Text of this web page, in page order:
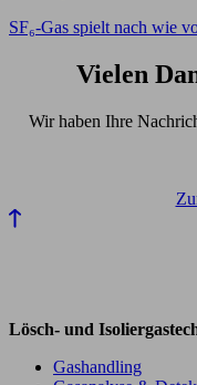
SF₆-Gas spielt nach wie
Vielen
Wir haben Ihre
Lösch- und
Gashandling